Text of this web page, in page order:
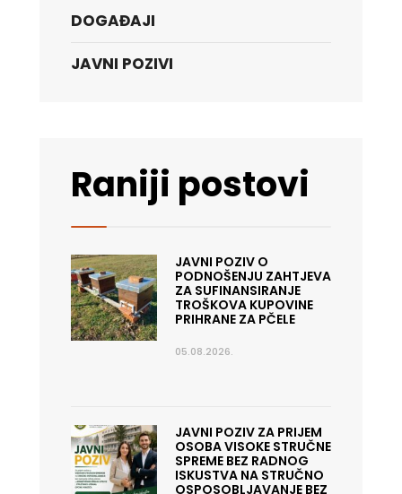
DOGAĐAJI
JAVNI POZIVI
Raniji postovi
JAVNI POZIV O
PODNOŠENJU ZAHTJEVA
ZA SUFINANSIRANJE
TROŠKOVA KUPOVINE
PRIHRANE ZA PČELE
05.08.2026.
JAVNI POZIV ZA PRIJEM
OSOBA VISOKE STRUČNE
SPREME BEZ RADNOG
ISKUSTVA NA STRUČNO
OSPOSOBLJAVANJE BEZ